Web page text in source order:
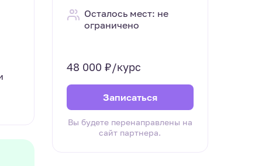
Осталось мест: не
ограничено
48 000 ₽/курс
Записаться
Вы будете перенаправлены на
сайт партнера.